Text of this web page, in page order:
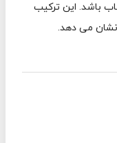
باشد. این ترکیب
می دهد.